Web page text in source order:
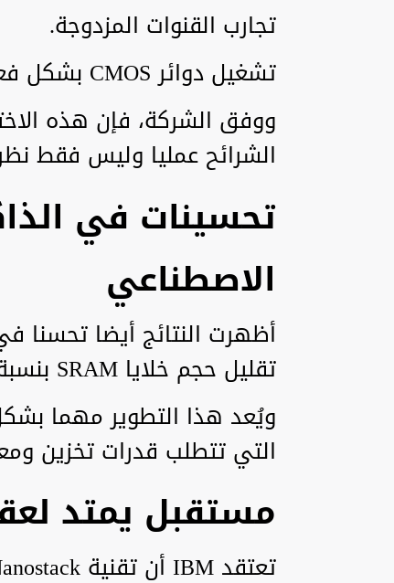
تجارب القنوات المزدوجة.
تشغيل دوائر CMOS بشكل فعلي.
ووفق الشركة، فإن هذه
الشرائح عمليا وليس فقط
تحسينات في
الاصطناعي
أظهرت النتائج أيضا تحسنا
تقليل حجم خلايا SRAM بنسبة تصل إلى 40%.
ويُعد هذا التطوير مهما
التي تتطلب قدرات تخزين
مستقبل يمتد